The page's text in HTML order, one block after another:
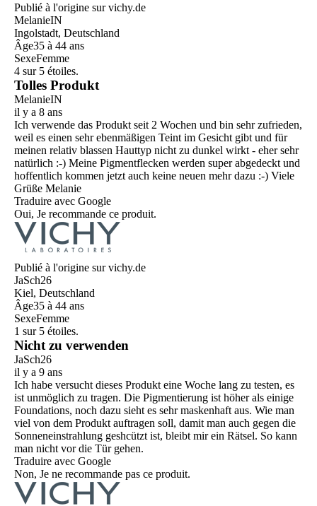
Publié à l'origine sur vichy.de
MelanieIN
Ingolstadt, Deutschland
Âge35 à 44 ans
SexeFemme
4 sur 5 étoiles.
Tolles Produkt
MelanieIN
il y a 8 ans
Ich verwende das Produkt seit 2 Wochen und bin sehr zufrieden,
weil es einen sehr ebenmäßigen Teint im Gesicht gibt und für
meinen relativ blassen Hauttyp nicht zu dunkel wirkt - eher sehr
natürlich :-) Meine Pigmentflecken werden super abgedeckt und
hoffentlich kommen jetzt auch keine neuen mehr dazu :-) Viele
Grüße Melanie
Traduire avec Google
Oui, Je recommande ce produit.
Publié à l'origine sur vichy.de
JaSch26
Kiel, Deutschland
Âge35 à 44 ans
SexeFemme
1 sur 5 étoiles.
Nicht zu verwenden
JaSch26
il y a 9 ans
Ich habe versucht dieses Produkt eine Woche lang zu testen, es
ist unmöglich zu tragen. Die Pigmentierung ist höher als einige
Foundations, noch dazu sieht es sehr maskenhaft aus. Wie man
viel von dem Produkt auftragen soll, damit man auch gegen die
Sonneneinstrahlung geshcützt ist, bleibt mir ein Rätsel. So kann
man nicht vor die Tür gehen.
Traduire avec Google
Non, Je ne recommande pas ce produit.